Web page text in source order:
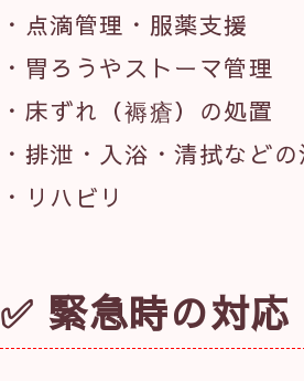
・点滴管理・服薬支援
・胃ろうやストーマ管理
・床ずれ（褥瘡）の処置
・排泄・入浴・清拭など
・リハビリ
✅ 緊急時の対応